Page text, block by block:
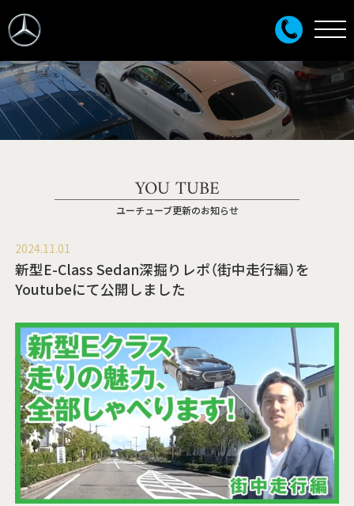
YOU TUBE
ユーチューブ更新のお知らせ
2024.11.01
新型E-Class Sedan深掘りレポ（街中走行編）を
Youtubeにて公開しました